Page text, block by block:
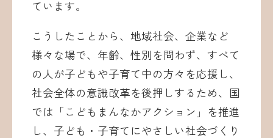
ています。
こうしたことから、地域社会、企業など
様々な場で、年齢、性別を問わず、すべて
の人が子どもや子育て中の方々を応援し、
社会全体の意識改革を後押しするため、国
では「こどもまんなかアクション」を推進
し、子ども・子育てにやさしい社会づくり